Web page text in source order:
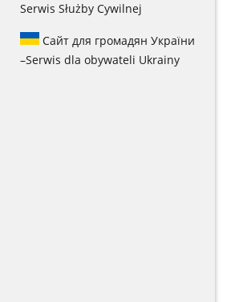
Serwis Służby Cywilnej
Сайт для громадян України
–Serwis dla obywateli Ukrainy